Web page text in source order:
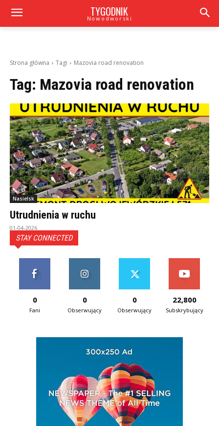
TYGODNIK
Nowodworski
Strona główna Tagi Mazovia road renovation
Tag: Mazovia road renovation
Nasielsk
Utrudnienia w ruchu
01-04-2026
STAY CONNECTED
0
Fani
0
Obserwujący
0
Obserwujący
22,800
Subskrybujący